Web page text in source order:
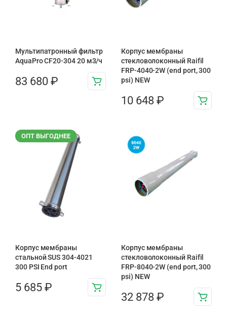
Мультипатронный фильтр
AquaPro CF20-304 20 м3/ч
83 680 ₽
Корпус мембраны
стекловолоконный Raifil
FRP-4040-2W (end port, 300
psi) NEW
10 648 ₽
ОПТ ВЫГОДНЕЕ
Корпус мембраны
стальной SUS 304-4021
300 PSI End port
5 685 ₽
Корпус мембраны
стекловолоконный Raifil
FRP-8040-2W (end port, 300
psi) NEW
32 878 ₽